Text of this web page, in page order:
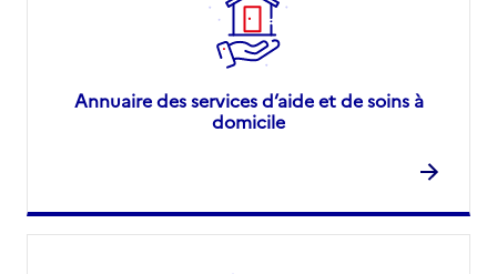
Annuaire des services d’aide et de soins à
domicile